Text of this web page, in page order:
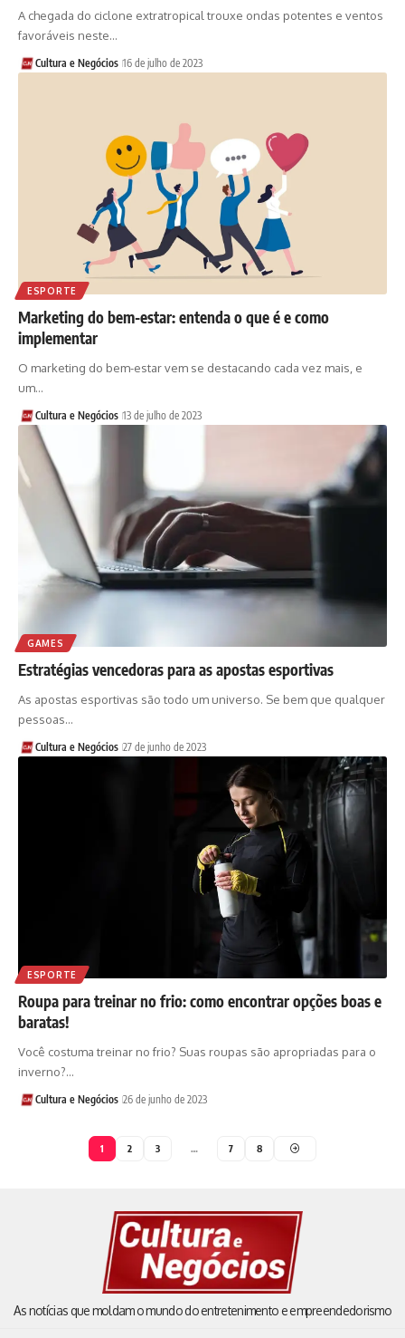
A chegada do ciclone extratropical trouxe ondas potentes e ventos
favoráveis neste…
Cultura e Negócios 16 de julho de 2023
ESPORTE
Marketing do bem-estar: entenda o que é e como
implementar
O marketing do bem-estar vem se destacando cada vez mais, e
um…
Cultura e Negócios 13 de julho de 2023
GAMES
Estratégias vencedoras para as apostas esportivas
As apostas esportivas são todo um universo. Se bem que qualquer
pessoas…
Cultura e Negócios 27 de junho de 2023
ESPORTE
Roupa para treinar no frio: como encontrar opções boas e
baratas!
Você costuma treinar no frio? Suas roupas são apropriadas para o
inverno?…
Cultura e Negócios 26 de junho de 2023
1 2 3 … 7 8
As notícias que moldam o mundo do entretenimento e empreendedorismo